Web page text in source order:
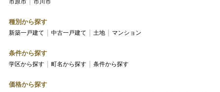
市原市
市川市
種別から探す
新築一戸建て 中古一戸建て 土地 マンション
条件から探す
学区から探す 町名から探す 条件から探す
価格から探す